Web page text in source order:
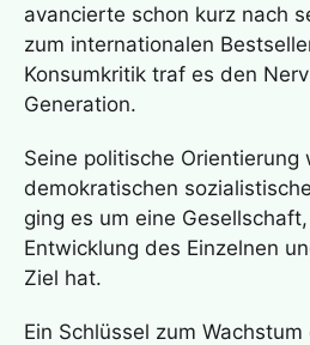
avancierte schon kurz nach
zum internationalen
Konsumkritik traf es den
Generation.
Seine politische Orientierung
demokratischen
ging es um eine
Entwicklung des Einzelnen
Ziel hat.
Ein Schlüssel zum